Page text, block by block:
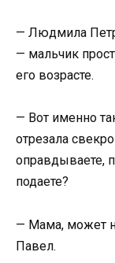
— Людмила
— мальчик
его возрасте.
— Вот именно
отрезала
оправдываете,
подаете?
— Мама, может
Павел.